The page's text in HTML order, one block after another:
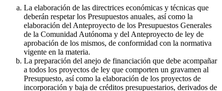
La elaboración de las directrices económicas y técnicas que
deberán respetar los Presupuestos anuales, así como la
elaboración del Anteproyecto de los Presupuestos Generales
de la Comunidad Autónoma y del Anteproyecto de ley de
aprobación de los mismos, de conformidad con la normativa
vigente en la materia.
La preparación del anejo de financiación que debe acompañar
a todos los proyectos de ley que comporten un gravamen al
Presupuesto, así como la elaboración de los proyectos de
incorporación y baja de créditos presupuestarios, derivados de